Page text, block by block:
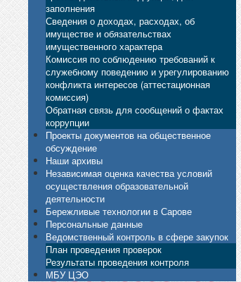
заполнения
Сведения о доходах, расходах, об
имуществе и обязательствах
имущественного характера
Комиссия по соблюдению требований к
служебному поведению и урегулированию
конфликта интересов (аттестационная
комиссия)
Обратная связь для сообщений о фактах
коррупции
Проекты документов на общественное
обсуждение
Наши архивы
Независимая оценка качества условий
осуществления образовательной
деятельности
Бережливые технологии в Сарове
Персональные данные
Ведомственный контроль в сфере закупок
План проведения проверок
Результаты проведения контроля
МБУ ЦЭО